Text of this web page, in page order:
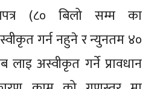
(८० बिलो सम्म का
गर्न नहुने र न्युनतम ४०
लाइ अस्वीकृत गर्ने प्रावधान